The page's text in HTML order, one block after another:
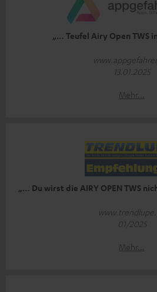
„… Teufel Airy Open TWS
13.01.2025
Mehr...
„… Du wirst die AIRY OPEN TWS
01/2025
Mehr...